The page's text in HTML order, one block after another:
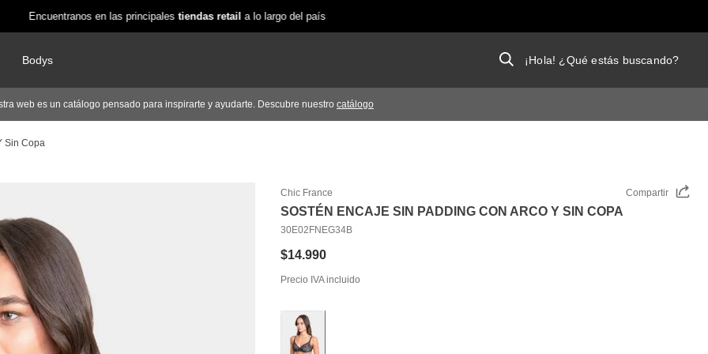
Encuentranos en las principales tiendas retail a lo largo del país
Bodys
web es un catálogo pensado para inspirarte y ayudarte. Descubre nuestro catálogo
Sin Copa
Chic France Compartir
SOSTÉN ENCAJE SIN PADDING CON ARCO Y SIN COPA
30E02FNEG34B
$14.990
Precio IVA incluido